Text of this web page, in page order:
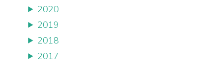
2020
2019
2018
2017